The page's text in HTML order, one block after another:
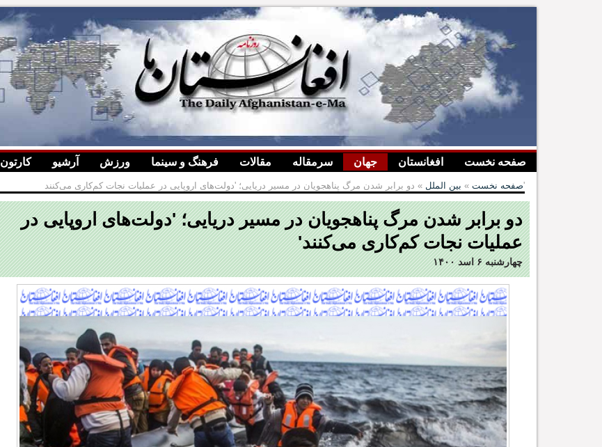
صفحه نخست افغانستان جهان سرمقاله مقالات فرهنگ و سینما ورزش آرشیو کارتون
صفحه نخست » بین الملل » دو برابر شدن مرگ پناهجویان در مسیر دریایی؛ 'دولت‌های اروپایی در عملیات نجات کم‌کاری می‌کنند'
دو برابر شدن مرگ پناهجویان در مسیر دریایی؛ 'دولت‌های اروپایی در
عملیات نجات کم‌کاری می‌کنند'
چهارشنبه ۶ اسد ۱۴۰۰